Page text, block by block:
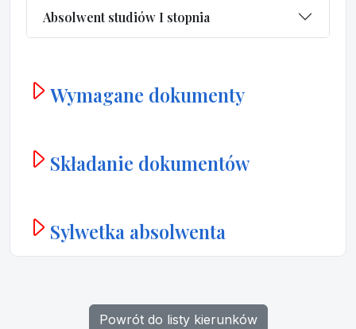
Absolwent studiów I stopnia
Wymagane dokumenty
Składanie dokumentów
Sylwetka absolwenta
Powrót do listy kierunków